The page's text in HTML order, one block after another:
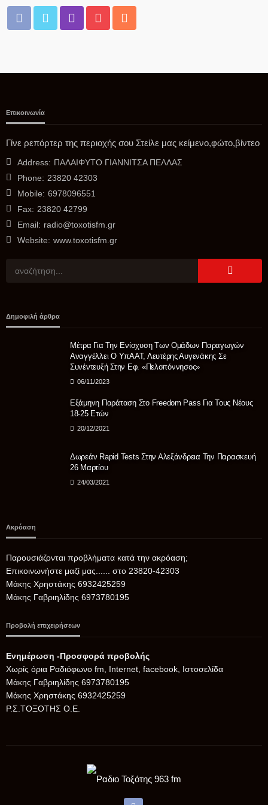
Δ.ΑΛΜΩΠΊΑΣ
ΕΙΔΙΚΗ ΣΥΝΕΔΡΙΑΣΗ ΛΟΓΟΔΟΣΙΑΣ ΔΗΜΟΤΙΚΗΣ ΑΡΧΗΣ
Θανάσης Καββαδάς: Θωρακίζεται όλη η χώρα απέναντι
στις επιζωοτίες 12,5 εκατ. ευρώ επί πλέον στις 13
Επικοινωνία
Γίνε ρεπόρτερ της περιοχής σου Στείλε μας κείμενο,φώτο,βίντεο
Address: ΠΑΛΑΙΦΥΤΟ ΓΙΑΝΝΙΤΣΑ ΠΕΛΛΑΣ
Phone: 23820 42303
Mobile: 6978096551
Fax: 23820 42799
Email: radio@toxotisfm.gr
Website: www.toxotisfm.gr
Δημοφιλή άρθρα
Μέτρα Για Την Ενίσχυση Των Ομάδων Παραγωγών
Αναγγέλλει Ο ΥπΑΑΤ, Λευτέρης Αυγενάκης Σε
Συνέντευξή Στην Εφ. «Πελοπόννησος»
06/11/2023
Εξάμηνη Παράταση Στο Freedom Pass Για Τους Νέους
18-25 Ετών
20/12/2021
Δωρεάν Rapid Tests Στην Αλεξάνδρεια Την Παρασκευή
26 Μαρτίου
24/03/2021
Ακρόαση
Παρουσιάζονται προβλήματα κατά την ακρόαση;
Επικοινωνήστε μαζί μας...... στο 23820-42303
Μάκης Χρηστάκης 6932425259
Μάκης Γαβριηλίδης 6973780195
Προβολή επιχειρήσεων
Ενημέρωση -Προσφορά προβολής
Xωρίς όρια Ραδιόφωνο fm, Internet, facebook, Ιστοσελίδα
Μάκης Γαβριηλίδης 6973780195
Μάκης Χρηστάκης 6932425259
Ρ.Σ.ΤΟΞΟΤΗΣ Ο.Ε.